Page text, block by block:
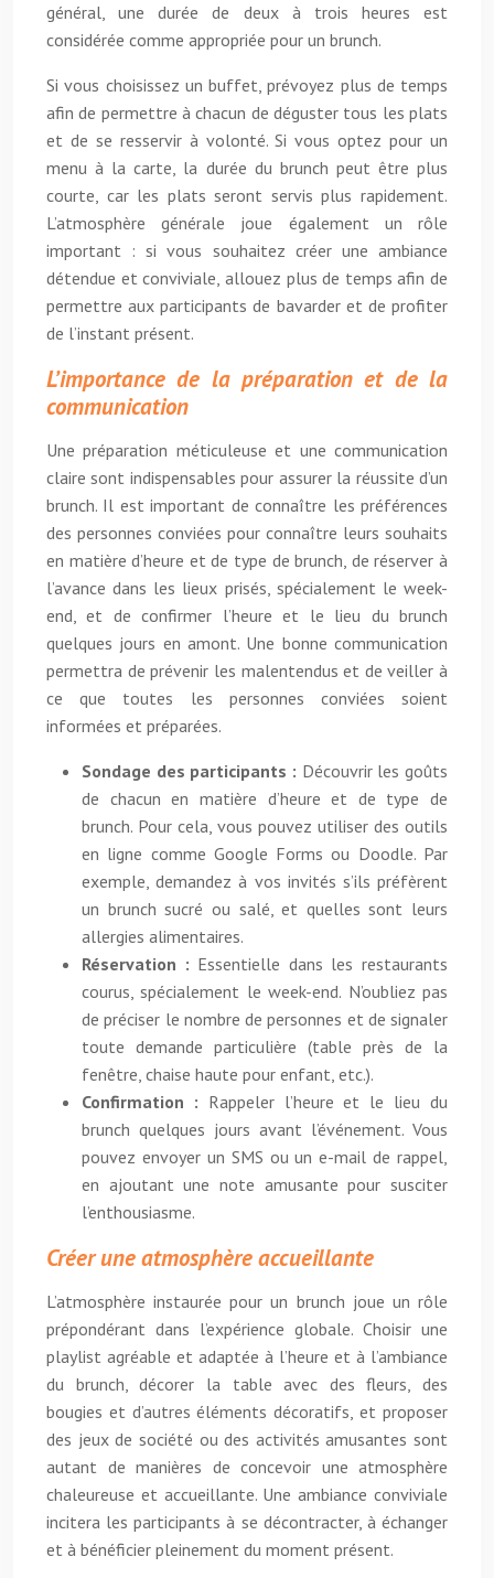
général, une durée de deux à trois heures est
considérée comme appropriée pour un brunch.
Si vous choisissez un buffet, prévoyez plus de temps
afin de permettre à chacun de déguster tous les plats
et de se resservir à volonté. Si vous optez pour un
menu à la carte, la durée du brunch peut être plus
courte, car les plats seront servis plus rapidement.
L’atmosphère générale joue également un rôle
important : si vous souhaitez créer une ambiance
détendue et conviviale, allouez plus de temps afin de
permettre aux participants de bavarder et de profiter
de l’instant présent.
L’importance de la préparation et de la
communication
Une préparation méticuleuse et une communication
claire sont indispensables pour assurer la réussite d’un
brunch. Il est important de connaître les préférences
des personnes conviées pour connaître leurs souhaits
en matière d’heure et de type de brunch, de réserver à
l’avance dans les lieux prisés, spécialement le week-
end, et de confirmer l’heure et le lieu du brunch
quelques jours en amont. Une bonne communication
permettra de prévenir les malentendus et de veiller à
ce que toutes les personnes conviées soient
informées et préparées.
Sondage des participants : Découvrir les goûts
de chacun en matière d’heure et de type de
brunch. Pour cela, vous pouvez utiliser des outils
en ligne comme Google Forms ou Doodle. Par
exemple, demandez à vos invités s’ils préfèrent
un brunch sucré ou salé, et quelles sont leurs
allergies alimentaires.
Réservation : Essentielle dans les restaurants
courus, spécialement le week-end. N’oubliez pas
de préciser le nombre de personnes et de signaler
toute demande particulière (table près de la
fenêtre, chaise haute pour enfant, etc.).
Confirmation : Rappeler l’heure et le lieu du
brunch quelques jours avant l’événement. Vous
pouvez envoyer un SMS ou un e-mail de rappel,
en ajoutant une note amusante pour susciter
l’enthousiasme.
Créer une atmosphère accueillante
L’atmosphère instaurée pour un brunch joue un rôle
prépondérant dans l’expérience globale. Choisir une
playlist agréable et adaptée à l’heure et à l’ambiance
du brunch, décorer la table avec des fleurs, des
bougies et d’autres éléments décoratifs, et proposer
des jeux de société ou des activités amusantes sont
autant de manières de concevoir une atmosphère
chaleureuse et accueillante. Une ambiance conviviale
incitera les participants à se décontracter, à échanger
et à bénéficier pleinement du moment présent.